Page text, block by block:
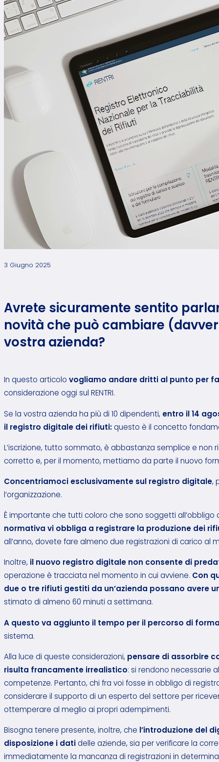
3 Giugno 2025
Avrete sicuramente sentito
novità che può cambiare
vostra azienda?
In questo articolo vogliamo andare dritti al punto per
considerazione oggi sul RENTRI.
Se la vostra azienda ha più di 10 dipendenti, entro il 14
il registro digitale dei rifiuti:questo è il concetto
L’iscrizione, tutto sommato, è abbastanza semplice e
corretto e, per il momento, mettiamo da parte il nuovo
Concentriamoci esclusivamente sul registro digitale,
l’organizzazione.
È importante che tutti coloro che sono soggetti
normativa vi obbliga a registrare la produzione dei
all’anno, dovete fare almeno due registrazioni di carico
Inoltre, il nuovo registro digitale non consente di
operazione è tracciata nel momento in cui avviene. Con
due o tre rifiuti gestiti da un’azienda possano avere
stimato di almeno 60 minuti a settimana.
A questo va aggiunto il tempo per il percorso di
sistema.
Alla luce di queste considerazioni, pensare di assorbire
risulta francamente irrealistico: si rendono necessarie
competenze. Pertanto, chi fra voi fosse in obbligo di
considerare il supporto di un esperto del settore per
ottemperare al meglio ai propri adempimenti.
Bisogna tenere presente, inoltre, che l’introduzione del
disposizione i datidelle aziende, sia per verificare la
immediatamente la mancanza di registrazioni in